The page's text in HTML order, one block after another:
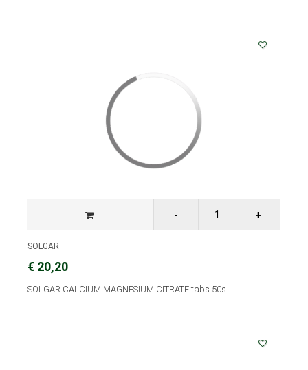
SOLGAR
€ 20,20
SOLGAR CALCIUM MAGNESIUM CITRATE tabs 50s